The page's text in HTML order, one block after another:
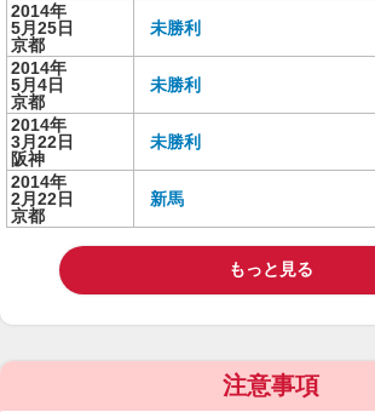
2014年
5月25日
京都
未勝利
2014年
5月4日
京都
未勝利
2014年
3月22日
阪神
未勝利
2014年
2月22日
京都
新馬
もっと見る
注意事項